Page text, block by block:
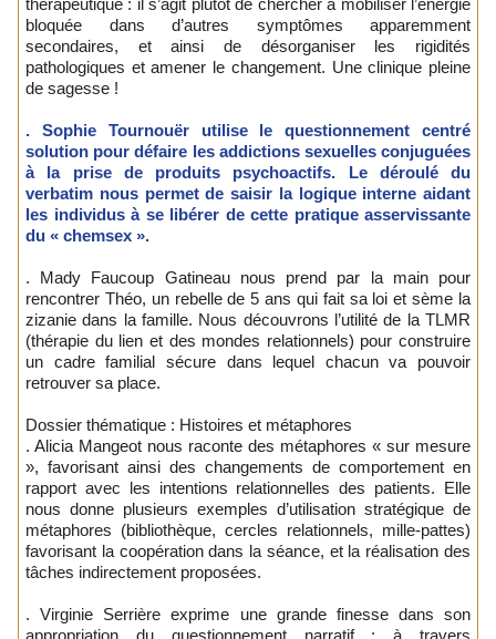
thérapeutique : il s’agit plutôt de chercher à mobiliser l’énergie
bloquée dans d’autres symptômes apparemment
secondaires, et ainsi de désorganiser les rigidités
pathologiques et amener le changement. Une clinique pleine
de sagesse !
. Sophie Tournouër utilise le questionnement centré
solution pour défaire les addictions sexuelles conjuguées
à la prise de produits psychoactifs. Le déroulé du
verbatim nous permet de saisir la logique interne aidant
les individus à se libérer de cette pratique asservissante
du « chemsex ».
. Mady Faucoup Gatineau nous prend par la main pour
rencontrer Théo, un rebelle de 5 ans qui fait sa loi et sème la
zizanie dans la famille. Nous découvrons l’utilité de la TLMR
(thérapie du lien et des mondes relationnels) pour construire
un cadre familial sécure dans lequel chacun va pouvoir
retrouver sa place.
Dossier thématique : Histoires et métaphores
. Alicia Mangeot nous raconte des métaphores « sur mesure
», favorisant ainsi des changements de comportement en
rapport avec les intentions relationnelles des patients. Elle
nous donne plusieurs exemples d’utilisation stratégique de
métaphores (bibliothèque, cercles relationnels, mille-pattes)
favorisant la coopération dans la séance, et la réalisation des
tâches indirectement proposées.
. Virginie Serrière exprime une grande finesse dans son